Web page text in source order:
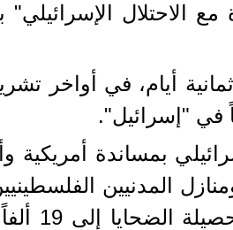
الإسرائيلي"
أيام، في أواخر
بمساندة أمريكية
المدنيين